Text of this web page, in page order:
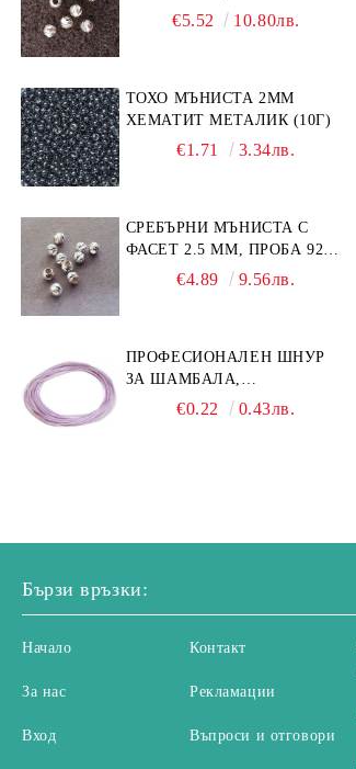
(10БР)€5.52 10.80лв.
ТОХО МЪНИСТА 2ММ
ХЕМАТИТ МЕТАЛИК (10Г)
€1.71 3.34лв.
СРЕБЪРНИ МЪНИСТА С
ФАСЕТ 2.5 ММ, ПРОБА 925
€4.89 9.56лв.
ПРОФЕСИОНАЛЕН ШНУР
ЗА ШАМБАЛА,
МИКРОМАКРАМЕ И
€0.22 0.43лв.
Бързи връзки:
Начало
За нас
Вход
Контакт
Рекламации
Въпроси и отговори